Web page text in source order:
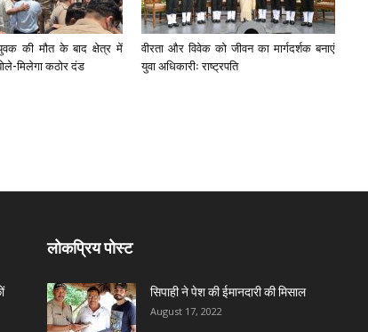
की मौत के बाद क्षेत्र में
मिलेगा कठोर दंड
वीरता और विवेक को जीवन का मार्गदर्शक बनाएं
युवा अधिकारीः राष्ट्रपति
लोकप्रिय पोस्ट
सिपाही ने पेश की ईमानदारी की मिसाल
August 17, 2022